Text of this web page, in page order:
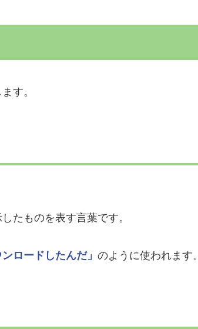
す。
たものを表す言葉です。
ロードしたんだ」 のように使われます。